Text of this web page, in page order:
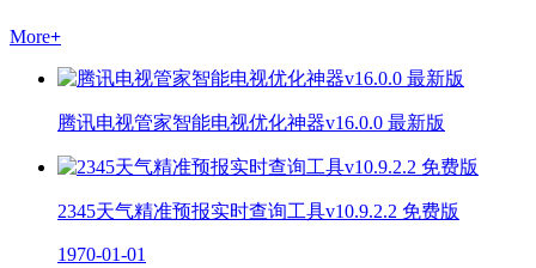
More+
腾讯电视管家智能电视优化神器v16.0.0 最新版
2345天气精准预报实时查询工具v10.9.2.2 免费版
1970-01-01